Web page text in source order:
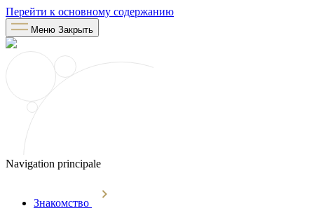
Перейти к основному содержанию
Меню Закрыть
Navigation principale
Знакомство